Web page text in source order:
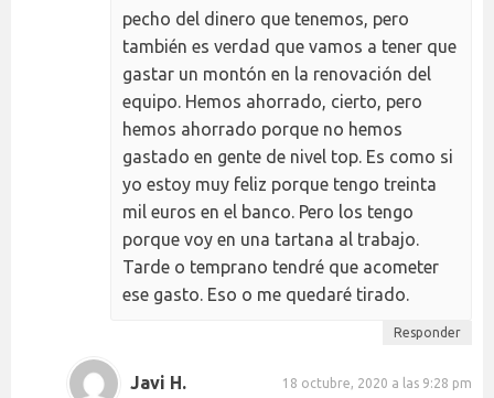
pecho del dinero que tenemos, pero
también es verdad que vamos a tener que
gastar un montón en la renovación del
equipo. Hemos ahorrado, cierto, pero
hemos ahorrado porque no hemos
gastado en gente de nivel top. Es como si
yo estoy muy feliz porque tengo treinta
mil euros en el banco. Pero los tengo
porque voy en una tartana al trabajo.
Tarde o temprano tendré que acometer
ese gasto. Eso o me quedaré tirado.
Responder
Javi H. 18 octubre, 2020 a las 9:28 pm